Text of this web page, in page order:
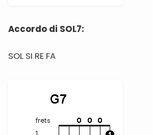
Accordo di SOL7:
SOL SI RE FA